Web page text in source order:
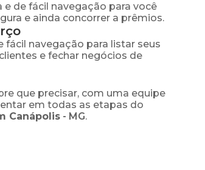
e de fácil navegação para você
e ainda concorrer a prêmios.
navegação para listar seus
e fechar negócios de
que precisar, com uma equipe
em todas as etapas do
Canápolis - MG.